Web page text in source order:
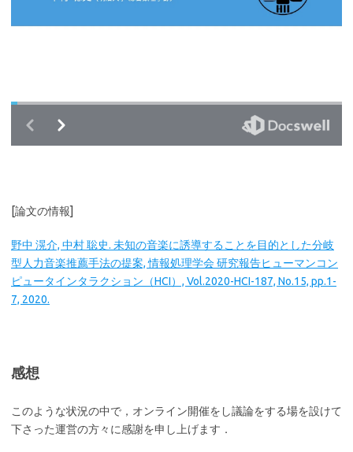
[論文の情報]
野中 滉介, 中村 聡史. 未知の音楽に誘導することを目的とした分岐
型人力音楽推薦手法の提案, 情報処理学会 研究報告ヒューマンコン
ピュータインタラクション（HCI）, Vol.2020-HCI-187, No.15, pp.1-
7, 2020.
感想
このような状況の中で，オンライン開催をし議論をする場を設けて
下さった運営の方々に感謝を申し上げます．